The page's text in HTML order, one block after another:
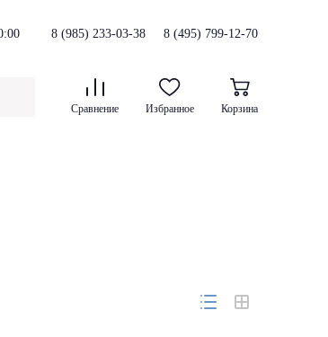
8 (985) 233-03-38 8 (495) 799-12-70
Сравнение Избранное Корзина